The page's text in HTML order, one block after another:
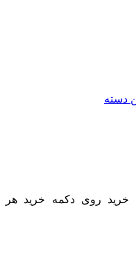
دسته
روی دکمه خرید هر